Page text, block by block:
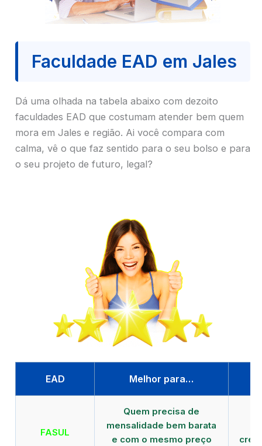
Faculdade EAD em Jales
Dá uma olhada na tabela abaixo com dezoito
faculdades EAD que costumam atender bem quem
mora em Jales e região. Ai você compara com
calma, vê o que faz sentido para o seu bolso e para
o seu projeto de futuro, legal?
EAD Melhor para…
FASUL
Quem precisa de
mensalidade bem barata
e com o mesmo preço